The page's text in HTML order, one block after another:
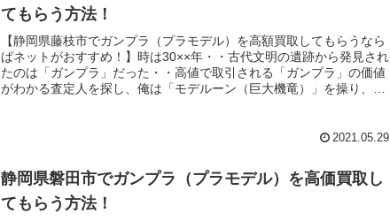
てもらう方法！
【静岡県藤枝市でガンプラ（プラモデル）を高額買取してもらうなら
ばネットがおすすめ！】時は30××年・・古代文明の遺跡から発見され
たのは「ガンプラ」だった・・高値で取引される「ガンプラ」の価値
がわかる査定人を探し、俺は「モデルーン（巨大機竜）」を操り、魔
2021.05.29
静岡県磐田市でガンプラ（プラモデル）を高価買取し
てもらう方法！